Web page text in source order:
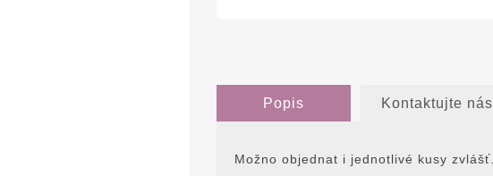
Popis Kontaktujte nás
Možno objednat i jednotlivé kusy zvlášť.